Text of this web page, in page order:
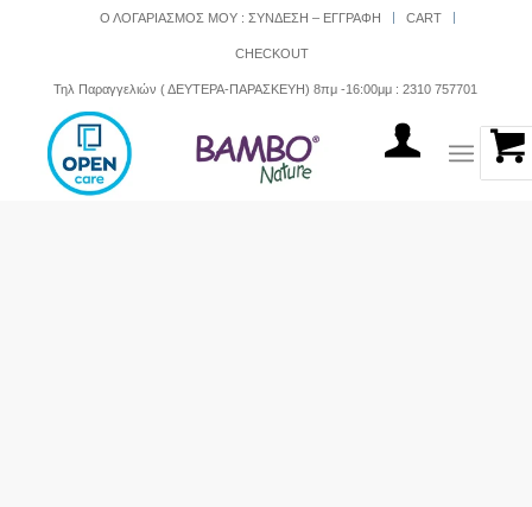
Ο ΛΟΓΑΡΙΑΣΜΟΣ ΜΟΥ : ΣΥΝΔΕΣΗ – ΕΓΓΡΑΦΗ CART
CHECKOUT
Τηλ Παραγγελιών ( ΔΕΥΤΕΡΑ-ΠΑΡΑΣΚΕΥΗ) 8πμ -16:00μμ : 2310 757701